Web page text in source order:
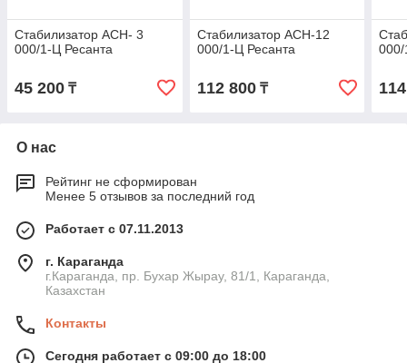
Стабилизатор АСН- 3
000/1-Ц Ресанта
45 200 ₸
Стабилизатор АСН-12
000/1-Ц Ресанта
112 800₸
О нас
Рейтинг не сформирован
Менее 5 отзывов за последний год
Работает с 07.11.2013
г. Караганда
г.Караганда, пр. Бухар Жырау, 81/1, Караганда,
Казахстан
Контакты
Сегодня работает с 09:00 до 18:00